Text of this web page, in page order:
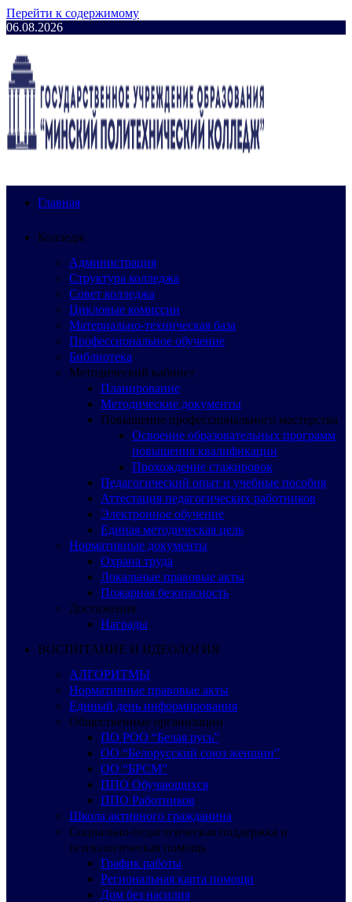
Перейти к содержимому
06.08.2026
Главная
Колледж
Администрация
Структура колледжа
Совет колледжа
Цикловые комиссии
Материально-техническая база
Профессиональное обучение
Библиотека
Методический кабинет
Планирование
Методические документы
Повышение профессионального мастерства
Освоение образовательных программ
повышения квалификации
Прохождение стажировок
Педагогический опыт и учебные пособия
Аттестация педагогических работников
Электронное обучение
Единая методическая цель
Нормативные документы
Охрана труда
Локальные правовые акты
Пожарная безопасность
Достижения
Награды
ВОСПИТАНИЕ И ИДЕОЛОГИЯ
АЛГОРИТМЫ
Нормативные правовые акты
Единый день информирования
Общественные организации
ПО РОО “Белая русь”
ОО “Белорусский союз женщин”
ОО “БРСМ”
ППО Обучающихся
ППО Работников
Школа активного гражданина
Социально-педагогическая поддержка и
психологическая помощь
График работы
Региональная карта помощи
Дом без насилия